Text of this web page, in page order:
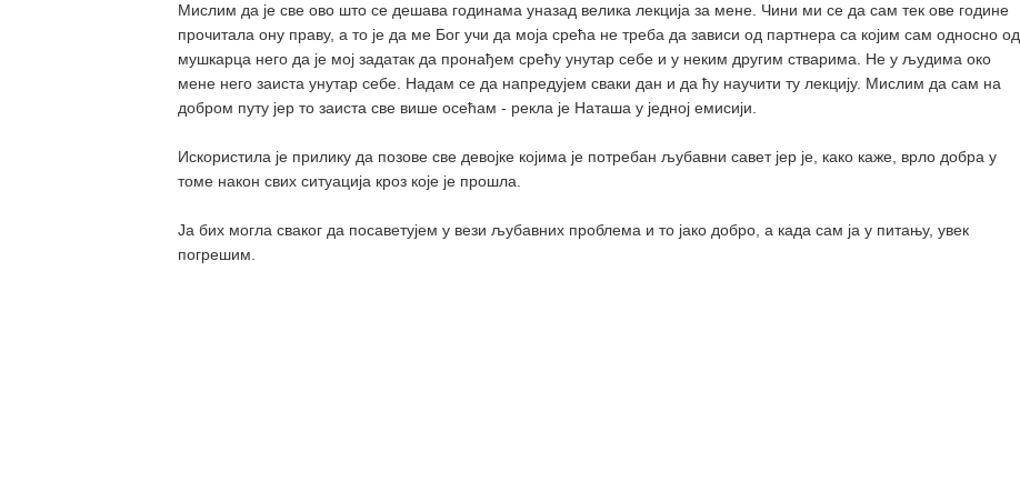
Мислим да је све ово што се дешава годинама уназад велика лекција за мене. Чини ми се да сам тек ове године
прочитала ону праву, а то је да ме Бог учи да моја срећа не треба да зависи од партнера са којим сам односно од
мушкарца него да је мој задатак да пронађем срећу унутар себе и у неким другим стварима. Не у људима око
мене него заиста унутар себе. Надам се да напредујем сваки дан и да ћу научити ту лекцију. Мислим да сам на
добром путу јер то заиста све више осећам - рекла је Наташа у једној емисији.
Искористила је прилику да позове све девојке којима је потребан љубавни савет јер је, како каже, врло добра у
томе након свих ситуација кроз које је прошла.
Ја бих могла сваког да посаветујем у вези љубавних проблема и то јако добро, а када сам ја у питању, увек
погрешим.